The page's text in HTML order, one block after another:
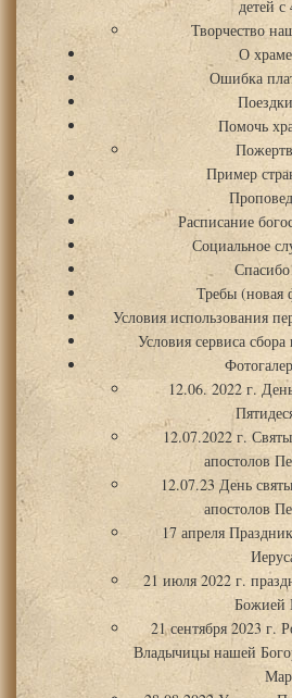
детей с
Творчество
О храме
Ошибка
Поездки
Помочь
Пример
Расписание
Социальное
Требы (новая
Условия использования
Условия сервиса
12.06. 2022 г.
12.07.2022 г.
апостолов
12.07.23 День
апостолов
17 апреля
21 июля 2022 г.
Божией
21 сентября 2023 г.
Владычицы нашей